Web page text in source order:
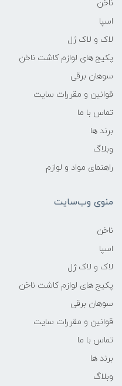
ناخن
اسپا
لاک و لاک ژل
پکیج های لوازم کاشت ناخن
سوهان برقی
قوانین و مقررات سایت
تماس با ما
برند ها
وبلاگ
راهنمای مواد و لوازم
منوی وب‌سایت
ناخن
اسپا
لاک و لاک ژل
پکیج های لوازم کاشت ناخن
سوهان برقی
قوانین و مقررات سایت
تماس با ما
برند ها
وبلاگ